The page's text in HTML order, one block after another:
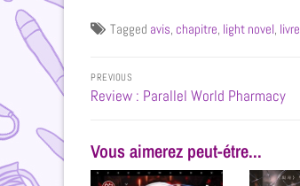
Tagged avis, chapitre, light novel, livre
PREVIOUS
Review : Parallel World Pharmacy
Vous aimerez peut-étre...